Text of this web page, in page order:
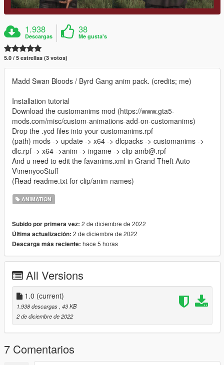
1.938
Descargas
38
Me gusta's
5.0 / 5 estrellas (3 votos)
Madd Swan Bloods / Byrd Gang anim pack. (credits; me)
Installation tutorial
Download the customanims mod (https://www.gta5-
mods.com/misc/custom-animations-add-on-customanims)
Drop the .ycd files into your customanims.rpf
(path) mods -> update -> x64 -> dlcpacks -> customanims ->
dlc.rpf -> x64 ->anim -> ingame -> clip amb@.rpf
And u need to edit the favanims.xml in Grand Theft Auto
V\menyooStuff
(Read readme.txt for clip/anim names)
ANIMATION
Subido por primera vez: 2 de diciembre de 2022
Última actualización: 2 de diciembre de 2022
Descarga más reciente: hace 5 horas
All Versions
1.0 (current)
1.938 descargas , 43 KB
2 de diciembre de 2022
7 Comentarios